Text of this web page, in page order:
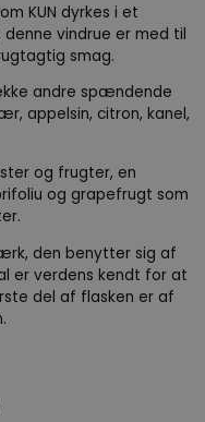
KUN dyrkes i et
vindrue er med til
smag.
andre spændende
appelsin, citron, kanel,
og frugter, en
og grapefrugt som
den benytter sig af
er verdens kendt for at
del af flasken er af